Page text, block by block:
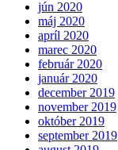
jún 2020
máj 2020
apríl 2020
marec 2020
február 2020
január 2020
december 2019
november 2019
október 2019
september 2019